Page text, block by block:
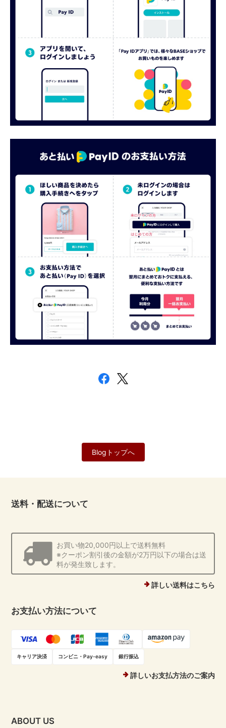
Blogトップへ
送料・配送について
お買い物20,000円以上で送料無料
※クーポン割引後の金額が2万円以下の場合は送
料が発生致します。
詳しい送料はこちら
お支払い方法について
キャリア決済 コンビニ・Pay-easy 銀行振込
詳しいお支払方法のご案内
ABOUT US